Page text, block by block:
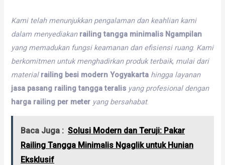
Kami telah menunjukkan pengalaman dan keahlian kami
dalam menyediakan railing tangga minimalis Ngampilan
yang memadukan fungsi keamanan dan efisiensi ruang. Kami
berkomitmen untuk menghadirkan produk terbaik, mulai dari
material railing besi modern Yogyakarta hingga layanan
jasa pasang railing tangga teralis yang profesional dengan
harga railing per meter yang bersahabat.
Baca Juga : Solusi Modern dan Teruji: Pakar
Railing Tangga Minimalis Ngaglik untuk Hunian
Eksklusif